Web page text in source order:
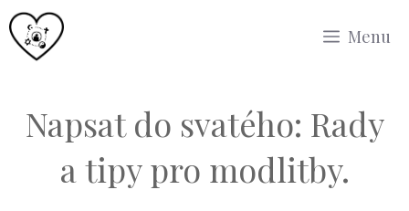
Přeskočit
na
Menu
Napsat do svatého: Rady
a tipy pro modlitby.